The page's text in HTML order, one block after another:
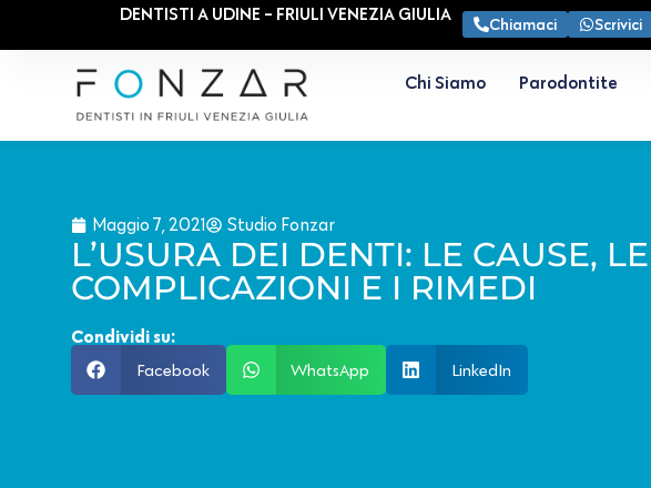
DENTISTI A UDINE - FRIULI VENEZIA GIULIA Chiamaci Scrivici
Chi Siamo Parodontite
Maggio 7, 2021 Studio Fonzar
L’USURA DEI DENTI: LE CAUSE, LE
COMPLICAZIONI E I RIMEDI
Condividi su:
Facebook WhatsApp LinkedIn